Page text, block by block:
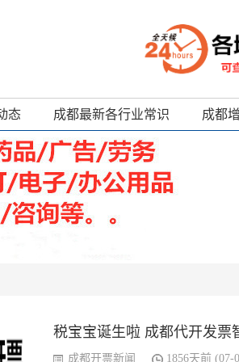
态 成都最新各行业常识 成都
税宝宝诞生啦 成都代开发票
成都开票新闻 1856天前 (07-